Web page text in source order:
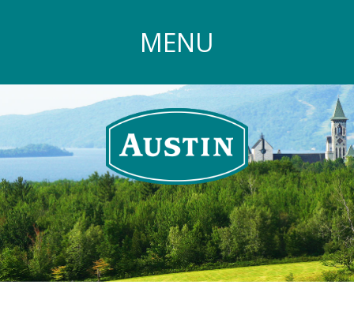
MENU